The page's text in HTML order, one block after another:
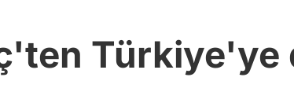
Türkiye'ye